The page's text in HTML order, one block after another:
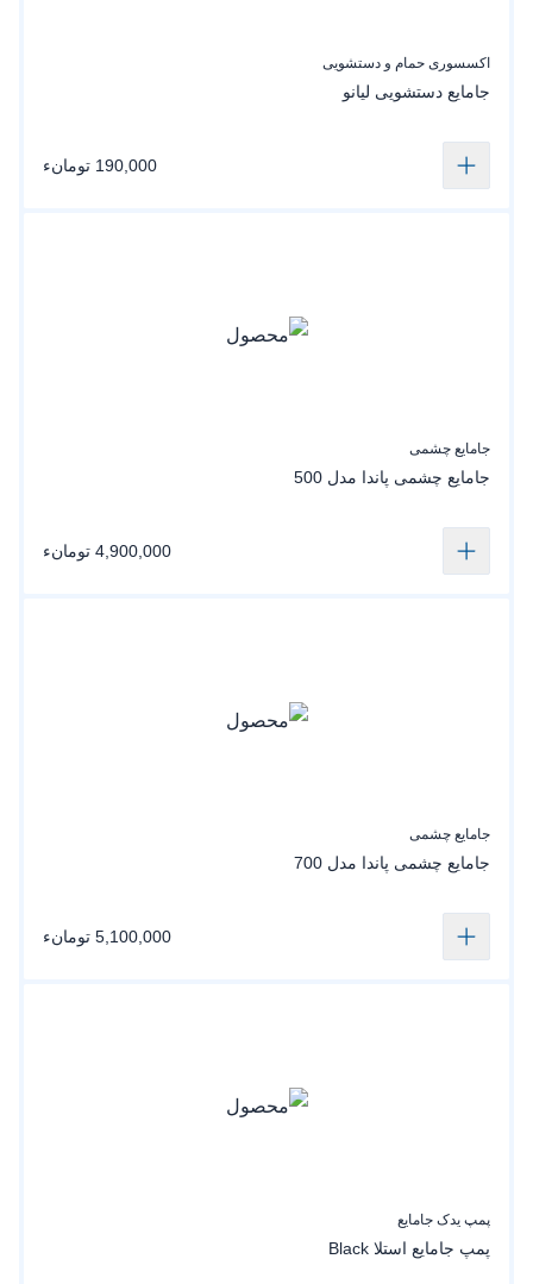
اکسسوری حمام و دستشویی
جامایع دستشویی لیانو
190,000 تومانء
جامایع چشمی
جامایع چشمی پاندا مدل 500
4,900,000 تومانء
جامایع چشمی
جامایع چشمی پاندا مدل 700
5,100,000 تومانء
پمپ یدک جامایع
پمپ جامایع استلا Black